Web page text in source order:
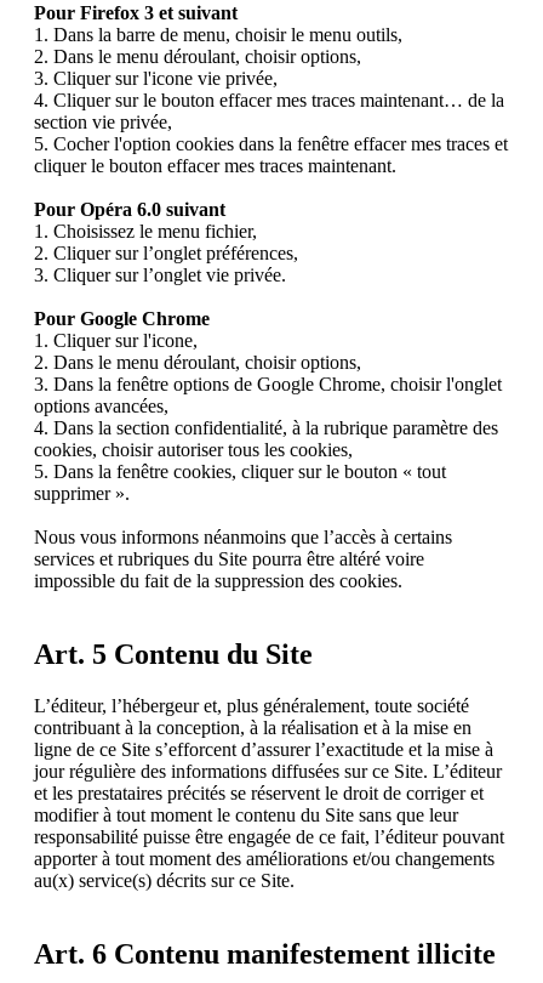
Pour Firefox 3 et suivant
1. Dans la barre de menu, choisir le menu outils,
2. Dans le menu déroulant, choisir options,
3. Cliquer sur l'icone vie privée,
4. Cliquer sur le bouton effacer mes traces maintenant… de la
section vie privée,
5. Cocher l'option cookies dans la fenêtre effacer mes traces et
cliquer le bouton effacer mes traces maintenant.
Pour Opéra 6.0 suivant
1. Choisissez le menu fichier,
2. Cliquer sur l’onglet préférences,
3. Cliquer sur l’onglet vie privée.
Pour Google Chrome
1. Cliquer sur l'icone,
2. Dans le menu déroulant, choisir options,
3. Dans la fenêtre options de Google Chrome, choisir l'onglet
options avancées,
4. Dans la section confidentialité, à la rubrique paramètre des
cookies, choisir autoriser tous les cookies,
5. Dans la fenêtre cookies, cliquer sur le bouton « tout
supprimer ».
Nous vous informons néanmoins que l’accès à certains
services et rubriques du Site pourra être altéré voire
impossible du fait de la suppression des cookies.
Art. 5 Contenu du Site
L’éditeur, l’hébergeur et, plus généralement, toute société
contribuant à la conception, à la réalisation et à la mise en
ligne de ce Site s’efforcent d’assurer l’exactitude et la mise à
jour régulière des informations diffusées sur ce Site. L’éditeur
et les prestataires précités se réservent le droit de corriger et
modifier à tout moment le contenu du Site sans que leur
responsabilité puisse être engagée de ce fait, l’éditeur pouvant
apporter à tout moment des améliorations et/ou changements
au(x) service(s) décrits sur ce Site.
Art. 6 Contenu manifestement illicite